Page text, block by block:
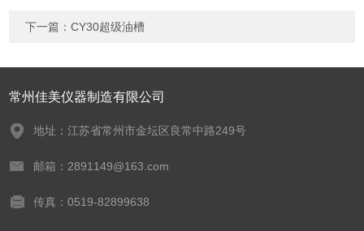
下一篇：CY30超级油槽
常州佳美仪器制造有限公司
地址：江苏省常州市金坛区良常中路249号
邮箱：2891149@163.com
传真：0519-82899638